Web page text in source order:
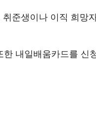
준생이나 이직 희망
내일배움카드를 신